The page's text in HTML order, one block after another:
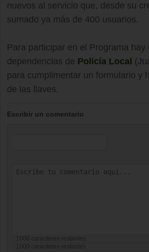
nuevos al servicio que, desde su
sumado ya más de 400 usuarios.
Para participar en el Programa hay
dependencias de Policía Local
para cumplimentar un formulario y
de las llaves.
Escribir un comentario
caracteres restantes
caracteres restantes